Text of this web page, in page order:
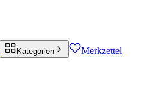
Kategorien Merkzettel